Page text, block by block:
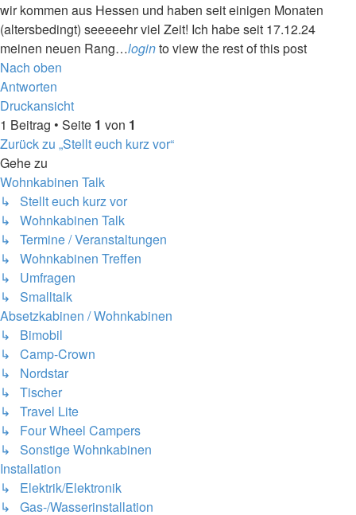
wir kommen aus Hessen und haben seit einigen Monaten
(altersbedingt) seeeeehr viel Zeit! Ich habe seit 17.12.24
meinen neuen Rang…loginto view the rest of this post
Nach oben
Antworten
Druckansicht
1 Beitrag • Seite 1 von 1
Zurück zu „Stellt euch kurz vor“
Gehe zu
Wohnkabinen Talk
↳ Stellt euch kurz vor
↳ Wohnkabinen Talk
↳ Termine / Veranstaltungen
↳ Wohnkabinen Treffen
↳ Umfragen
↳ Smalltalk
Absetzkabinen / Wohnkabinen
↳ Bimobil
↳ Camp-Crown
↳ Nordstar
↳ Tischer
↳ Travel Lite
↳ Four Wheel Campers
↳ Sonstige Wohnkabinen
Installation
↳ Elektrik/Elektronik
↳ Gas-/Wasserinstallation